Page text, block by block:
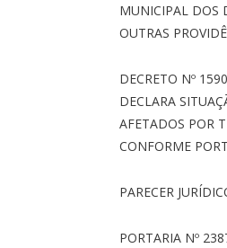
MUNICIPAL DOS
OUTRAS
DECRETO Nº
DECLARA
AFETADOS POR
CONFORME
PARECER
PORTARIA Nº